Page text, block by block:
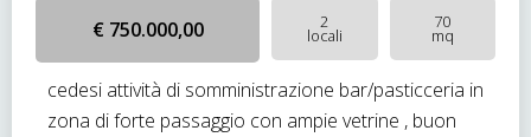
€ 750.000,00 2
locali
70
mq
cedesi attività di somministrazione bar/pasticceria in
zona di forte passaggio con ampie vetrine , buon